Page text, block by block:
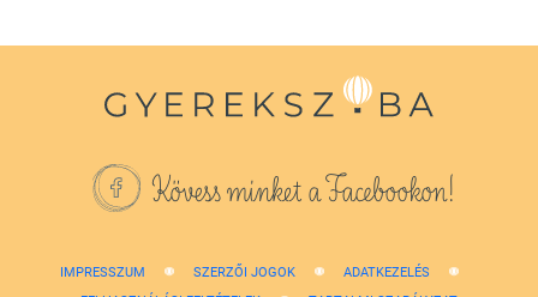
Kövess minket a Facebookon!
IMPRESSZUM SZERZŐI JOGOK
ADATKEZELÉS